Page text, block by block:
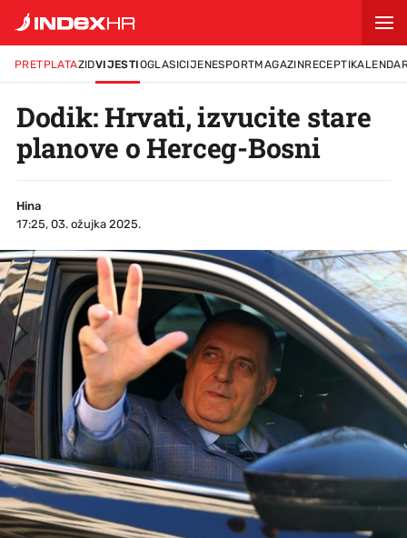
PRETPLATAZIDVIJESTIOGLASICIJENESPORTMAGAZINRECEPTI
Dodik: Hrvati, izvucite stare
planove o Herceg-Bosni
Hina
17:25, 03. ožujka 2025.